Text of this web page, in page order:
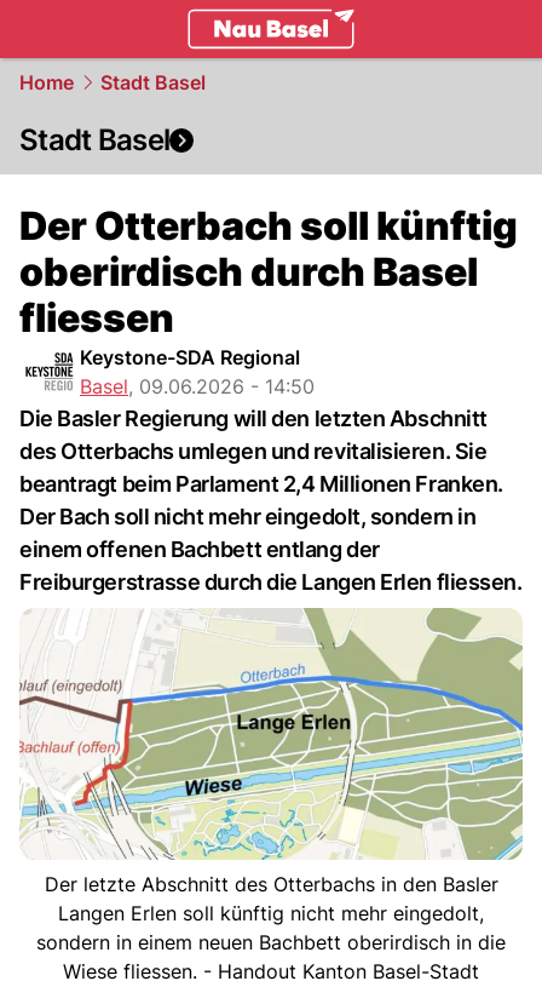
Home Stadt Basel
Stadt Basel
Der Otterbach soll künftig
oberirdisch durch Basel
fliessen
Keystone-SDA Regional
Basel, 09.06.2026 - 14:50
Die Basler Regierung will den letzten Abschnitt
des Otterbachs umlegen und revitalisieren. Sie
beantragt beim Parlament 2,4 Millionen Franken.
Der Bach soll nicht mehr eingedolt, sondern in
einem offenen Bachbett entlang der
Freiburgerstrasse durch die Langen Erlen fliessen.
Der letzte Abschnitt des Otterbachs in den Basler
Langen Erlen soll künftig nicht mehr eingedolt,
sondern in einem neuen Bachbett oberirdisch in die
Wiese fliessen. - Handout Kanton Basel-Stadt